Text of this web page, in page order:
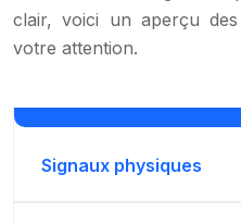
clair, voici un aperçu
votre attention.
Signaux physiques